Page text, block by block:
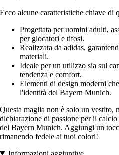
Ecco alcune caratteristiche chiave di
Progettata per uomini adulti,
per giocatori e tifosi.
Realizzata da adidas,
materiali.
Ideale per un utilizzo sia sul
tendenza e comfort.
Elementi di design moderni
l'identità del Bayern Munich.
Questa maglia non è solo un vestito,
dichiarazione di passione per il
del Bayern Munich. Aggiungi un
rimanendo fedele ai tuoi colori!